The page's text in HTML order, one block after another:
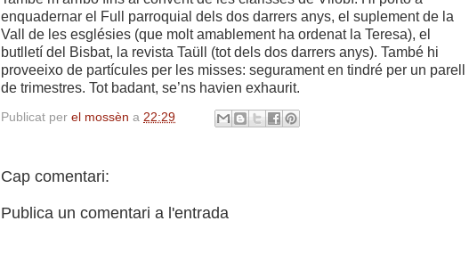
enquadernar el Full parroquial dels dos darrers anys, el suplement de la
Vall de les esglésies (que molt amablement ha ordenat la Teresa), el
butlletí del Bisbat, la revista Taüll (tot dels dos darrers anys). També hi
proveeixo de partícules per les misses: segurament en tindré per un parell
de trimestres. Tot badant, se’ns havien exhaurit.
Publicat per el mossèn a 22:29
Cap comentari:
Publica un comentari a l'entrada